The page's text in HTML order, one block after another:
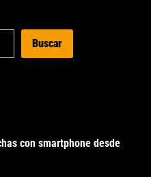
Buscar
con smartphone desde